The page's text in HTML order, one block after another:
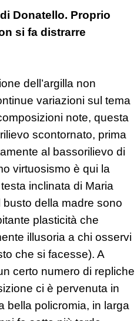
Donatello. Proprio
si fa distrarre
dell’argilla non
variazioni sul tema
note, questa
scontornato, prima
al bassorilievo di
virtuosismo è qui la
inclinata di Maria
della madre sono
plasticità che
illusoria a chi osservi
che si facesse). A
certo numero di repliche
ci è pervenuta in
bella policromia, in larga